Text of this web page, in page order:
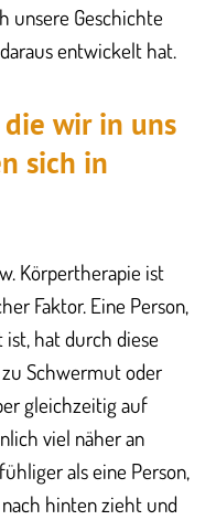
unsere Geschichte
entwickelt hat.
wir in uns
sich in
Körpertherapie ist
Faktor. Eine Person,
hat durch diese
Schwermut oder
gleichzeitig auf
viel näher an
als eine Person,
hinten zieht und